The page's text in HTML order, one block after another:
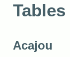
Acajou